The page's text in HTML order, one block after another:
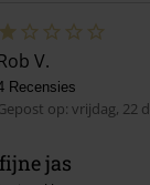
V.
Recensies
op: vrijdag, 22
jas